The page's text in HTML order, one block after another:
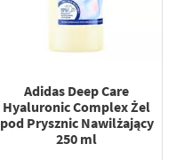
Adidas Deep Care
Hyaluronic Complex Żel
pod Prysznic Nawilżający
250 ml